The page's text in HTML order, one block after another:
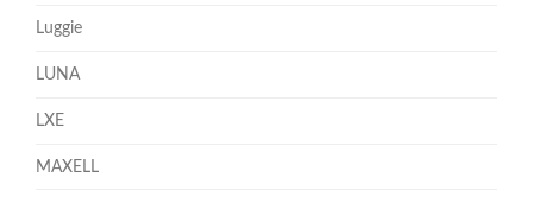
Luggie
LUNA
LXE
MAXELL